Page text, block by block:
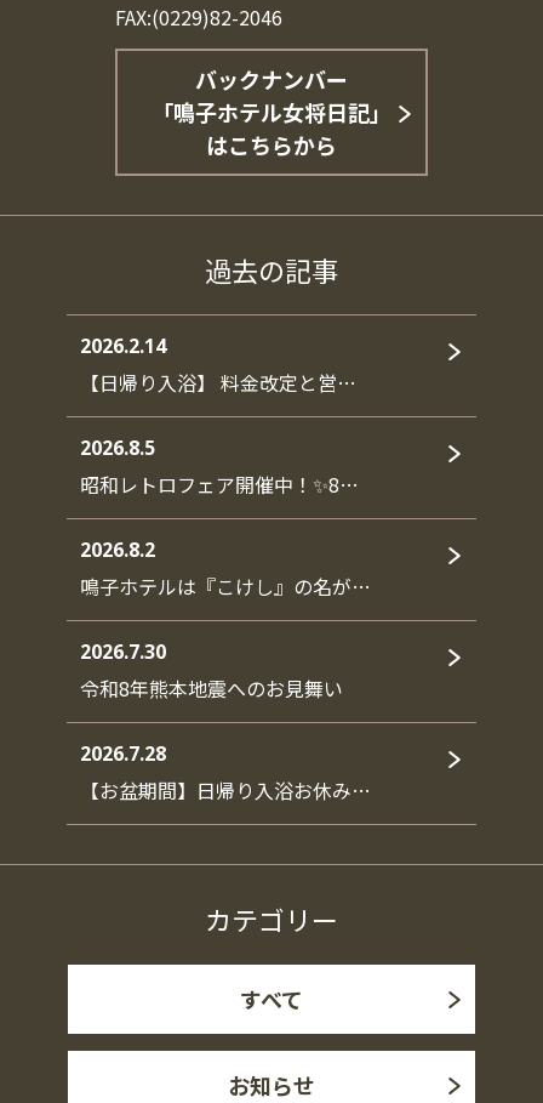
FAX:(0229)82-2046
バックナンバー
「鳴子ホテル女将日記」
はこちらから
過去の記事
2026.2.14
【日帰り入浴】 料金改定と営…
2026.8.5
昭和レトロフェア開催中！✨8…
2026.8.2
鳴子ホテルは『こけし』の名が…
2026.7.30
令和8年熊本地震へのお見舞い
2026.7.28
【お盆期間】日帰り入浴お休み…
カテゴリー
すべて
お知らせ